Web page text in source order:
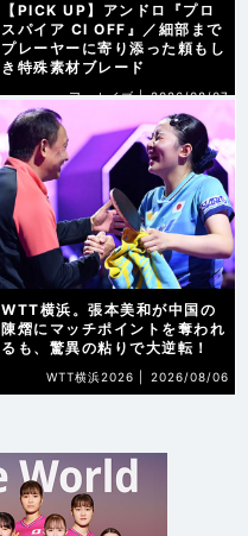
【PICK UP】アンドロ『プロ
スパイア CI OFF』／細部まで
プレーヤーに寄り添った頼もし
き特殊素材ブレード
アーカイブ | 2026/08/07
WTT横浜。張本美和が中国の
陳熠にマッチポイントを奪われ
るも、驚異の粘りで大逆転！
WTT横浜2026 | 2026/08/06